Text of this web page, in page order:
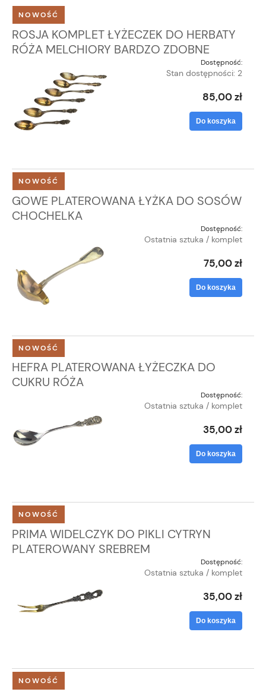
ROSJA KOMPLET ŁYŻECZEK DO HERBATY
RÓŻA MELCHIORY BARDZO ZDOBNE
Dostępność:
Stan dostępności: 2
85,00 zł
Do koszyka
NOWOŚĆ
GOWE PLATEROWANA ŁYŻKA DO SOSÓW
CHOCHELKA
Dostępność:
Ostatnia sztuka / komplet
75,00 zł
Do koszyka
NOWOŚĆ
HEFRA PLATEROWANA ŁYŻECZKA DO
CUKRU RÓŻA
Dostępność:
Ostatnia sztuka / komplet
35,00 zł
Do koszyka
NOWOŚĆ
PRIMA WIDELCZYK DO PIKLI CYTRYN
PLATEROWANY SREBREM
Dostępność:
Ostatnia sztuka / komplet
35,00 zł
Do koszyka
NOWOŚĆ
NOWOŚĆ